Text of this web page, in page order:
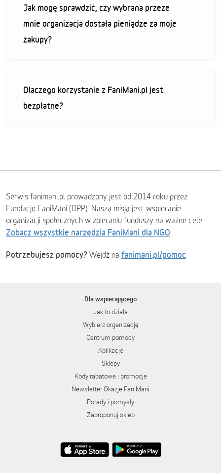
Jak mogę sprawdzić, czy wybrana przeze
mnie organizacja dostała pieniądze za moje
zakupy?
Dlaczego korzystanie z FaniMani.pl jest
bezpłatne?
Serwis fanimani.pl prowadzony jest od 2014 roku przez
Fundację FaniMani (OPP). Naszą misją jest wspieranie
organizacji społecznych w zbieraniu funduszy na ważne cele.
Zobacz wszystkie narzędzia FaniMani dla NGO
Potrzebujesz pomocy? Wejdź na fanimani.pl/pomoc
Dla wspierającego
Jak to działa
Wybierz organizację
Centrum pomocy
Aplikacje
Sklepy
Kody rabatowe i promocje
Newsletter Okazje FaniMani
Porady i pomysły
Zaproponuj sklep